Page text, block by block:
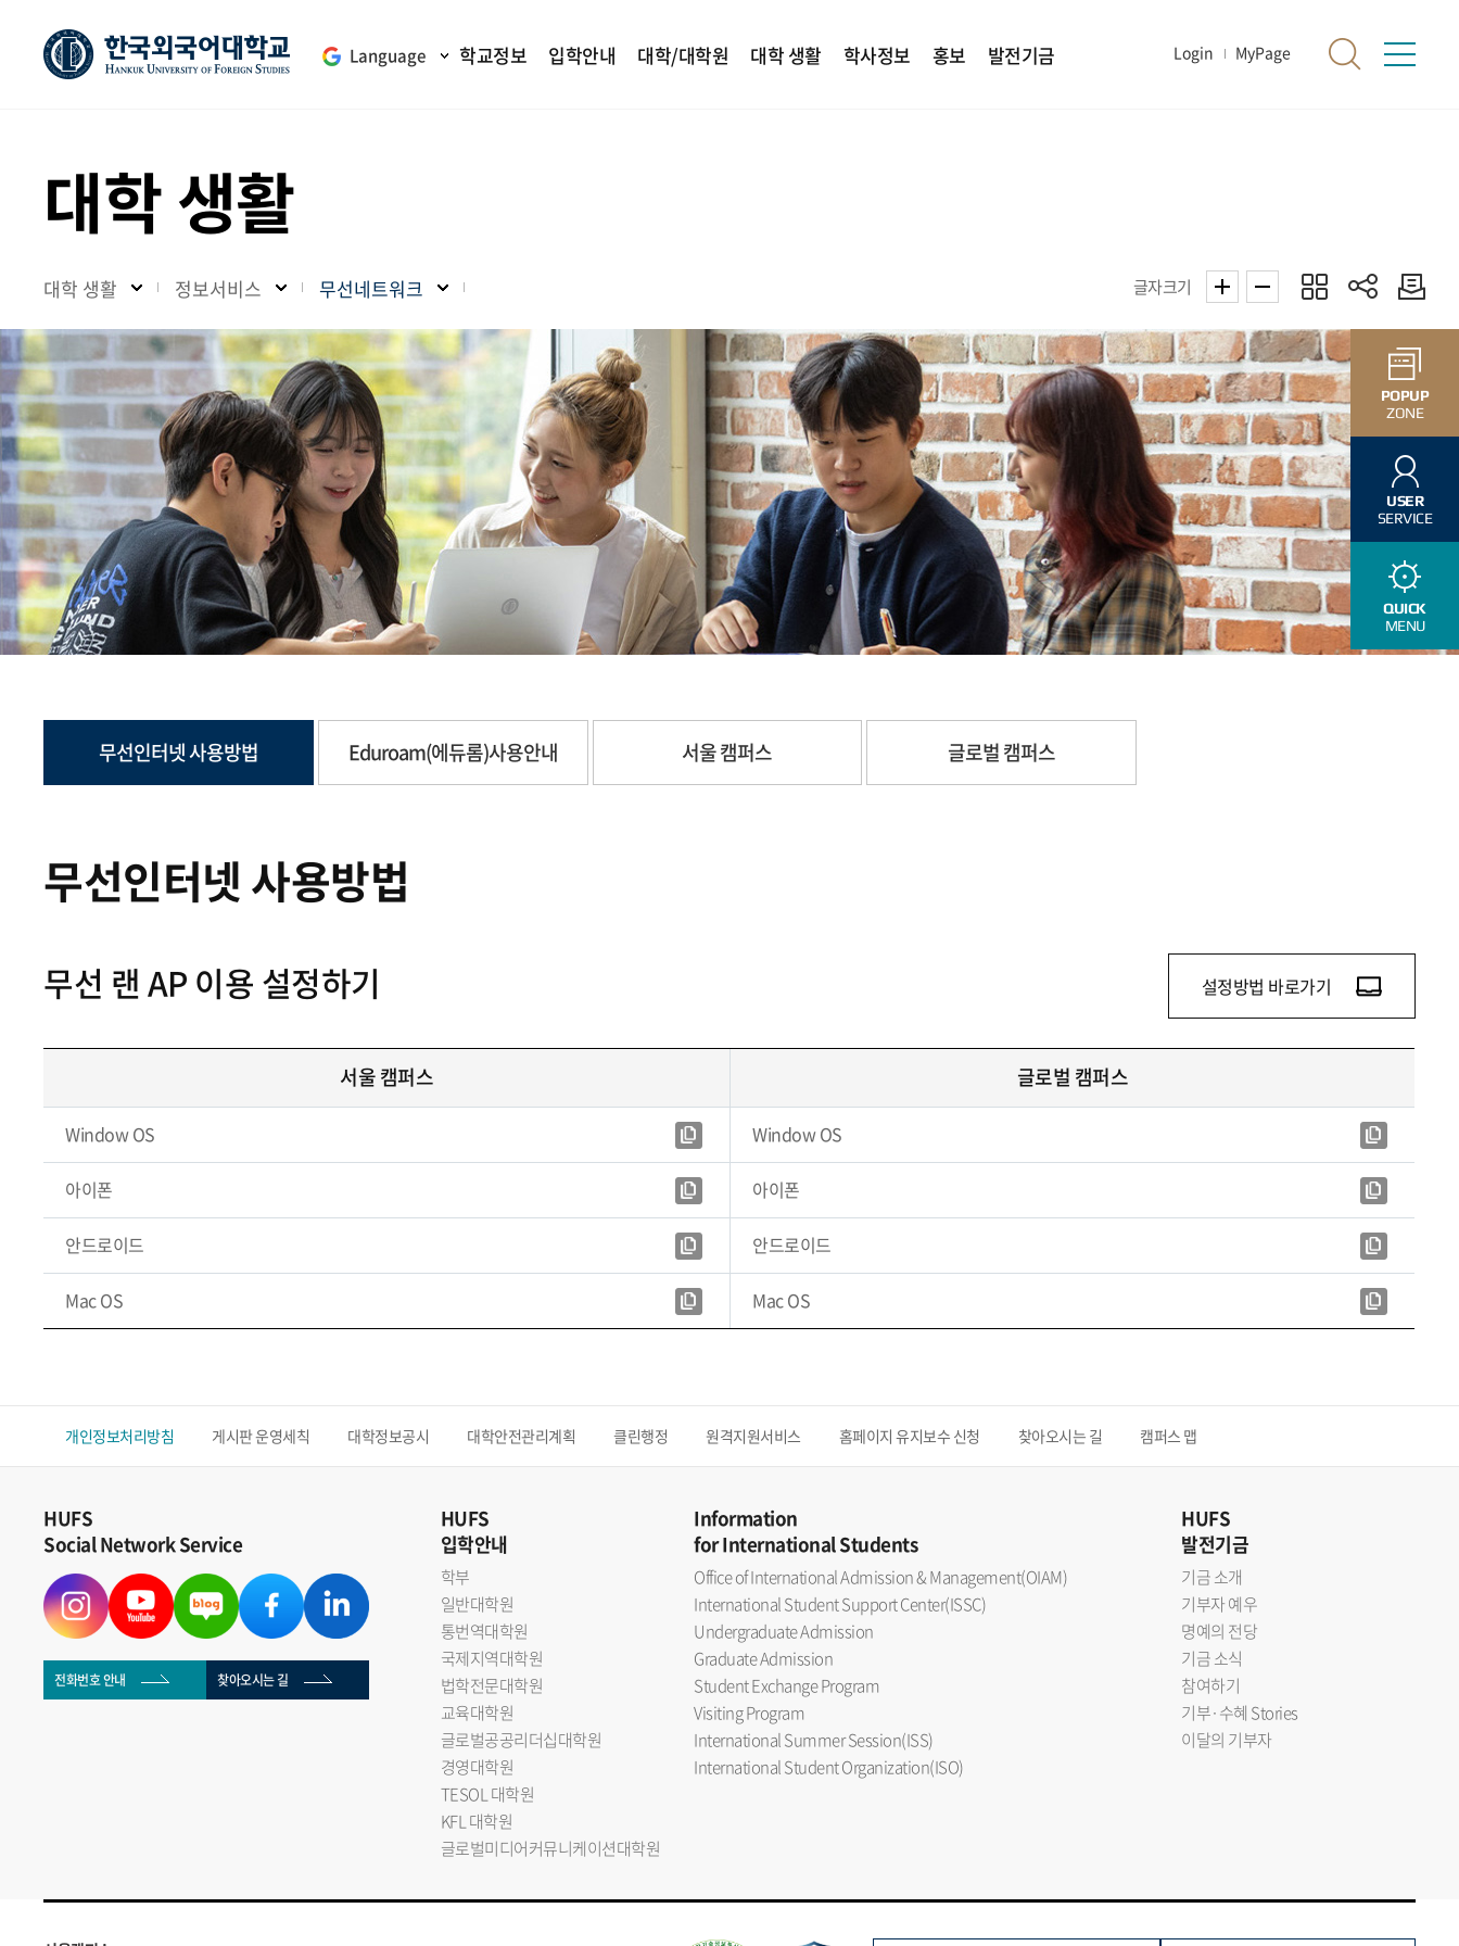
Language 학교정보 입학안내 대학/대학원 대학 생활 학사정보 홍보 발전기금 Login MyPage
POPUP
ZONE
USER
SERVICE
QUICK
MENU
대학 생활
대학 생활 정보서비스 무선네트워크 글자크기
무선인터넷 사용방법 Eduroam(에듀롬)사용안내 서울 캠퍼스 글로벌 캠퍼스
무선인터넷 사용방법
무선 랜 AP 이용 설정하기 설정방법 바로가기
서울 캠퍼스 글로벌 캠퍼스
Window OS Window OS
아이폰 아이폰
안드로이드 안드로이드
Mac OS Mac OS
개인정보처리방침 게시판 운영세칙 대학정보공시 대학안전관리계획 클린행정 원격지원서비스 홈페이지 유지보수 신청 찾아오시는 길 캠퍼스 맵
HUFS
Social Network Service
전화번호 안내 찾아오시는 길
HUFS
입학안내
학부
일반대학원
통번역대학원
국제지역대학원
법학전문대학원
교육대학원
글로벌공공리더십대학원
경영대학원
TESOL 대학원
KFL 대학원
글로벌미디어커뮤니케이션대학원
Information
for International Students
Office of International Admission & Management(OIAM)
International Student Support Center(ISSC)
Undergraduate Admission
Graduate Admission
Student Exchange Program
Visiting Program
International Summer Session(ISS)
International Student Organization(ISO)
HUFS
발전기금
기금 소개
기부자 예우
명예의 전당
기금 소식
참여하기
기부·수혜 Stories
이달의 기부자